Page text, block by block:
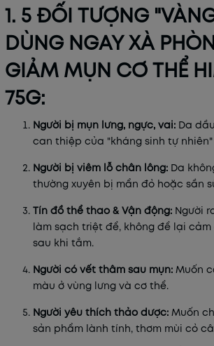
1. 5 ĐỐI TƯỢNG
DÙNG NGAY XÀ
GIẢM MỤN CƠ THỂ
75G:
Người bị mụn lưng, ngực, vai: Da
can thiệp của "kháng sinh tự
Người bị viêm lỗ chân lông: Da
thường xuyên bị mẩn đỏ hoặc sần
Tín đồ thể thao & Vận động: Người
làm sạch triệt để, không để lại
sau khi tắm.
Người có vết thâm sau mụn: Muốn
màu ở vùng lưng và cơ thể.
Người yêu thích thảo dược: Muốn
sản phẩm lành tính, thơm mùi cỏ